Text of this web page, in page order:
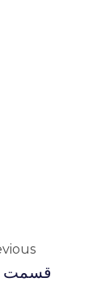
قسمت